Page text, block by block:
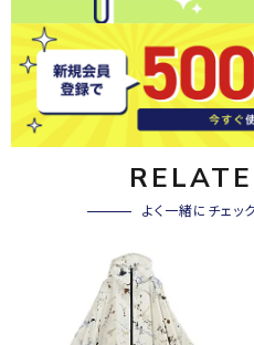
よく一緒にチェッ